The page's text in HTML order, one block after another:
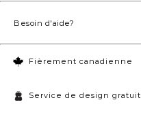
Fièrement canadienne
Service de design gratuit
Besoin d'aide?